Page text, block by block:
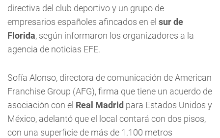
directiva del club deportivo y un grupo de
empresarios españoles afincados en el sur de
Florida, según informaron los organizadores a la
agencia de noticias EFE.
Sofía Alonso, directora de comunicación de American
Franchise Group (AFG), firma que tiene un acuerdo de
asociación con el Real Madrid para Estados Unidos y
México, adelantó que el local contará con dos pisos,
con una superficie de más de 1.100 metros